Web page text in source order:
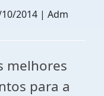
2014 | Adm
melhores
para a